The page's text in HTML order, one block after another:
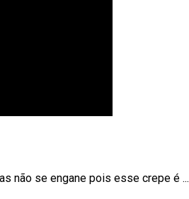
não se engane pois esse crepe é ...